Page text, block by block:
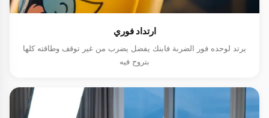
ارتداد فوري
يرتد لوحده فور الضربة فابنك يفضل يضرب من غير توقف وطاقته كلها
بتروح فيه